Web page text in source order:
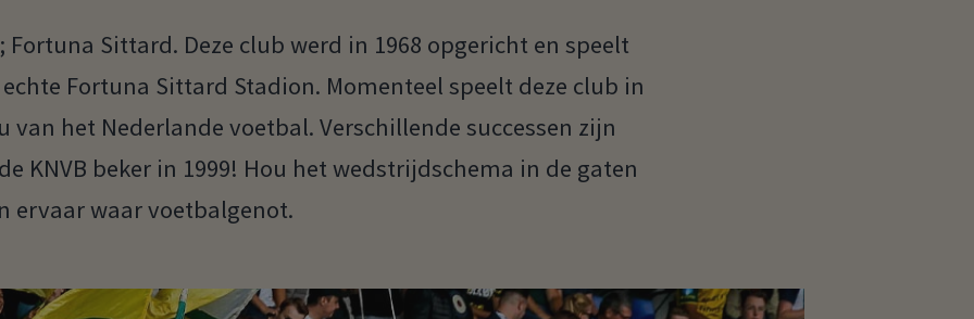
Sittard. Deze club werd in 1968 opgericht en speelt
Fortuna Sittard Stadion. Momenteel speelt deze club in
van het Nederlande voetbal. Verschillende successen zijn
KNVB beker in 1999! Hou het wedstrijdschema in de gaten
ervaar waar voetbalgenot.